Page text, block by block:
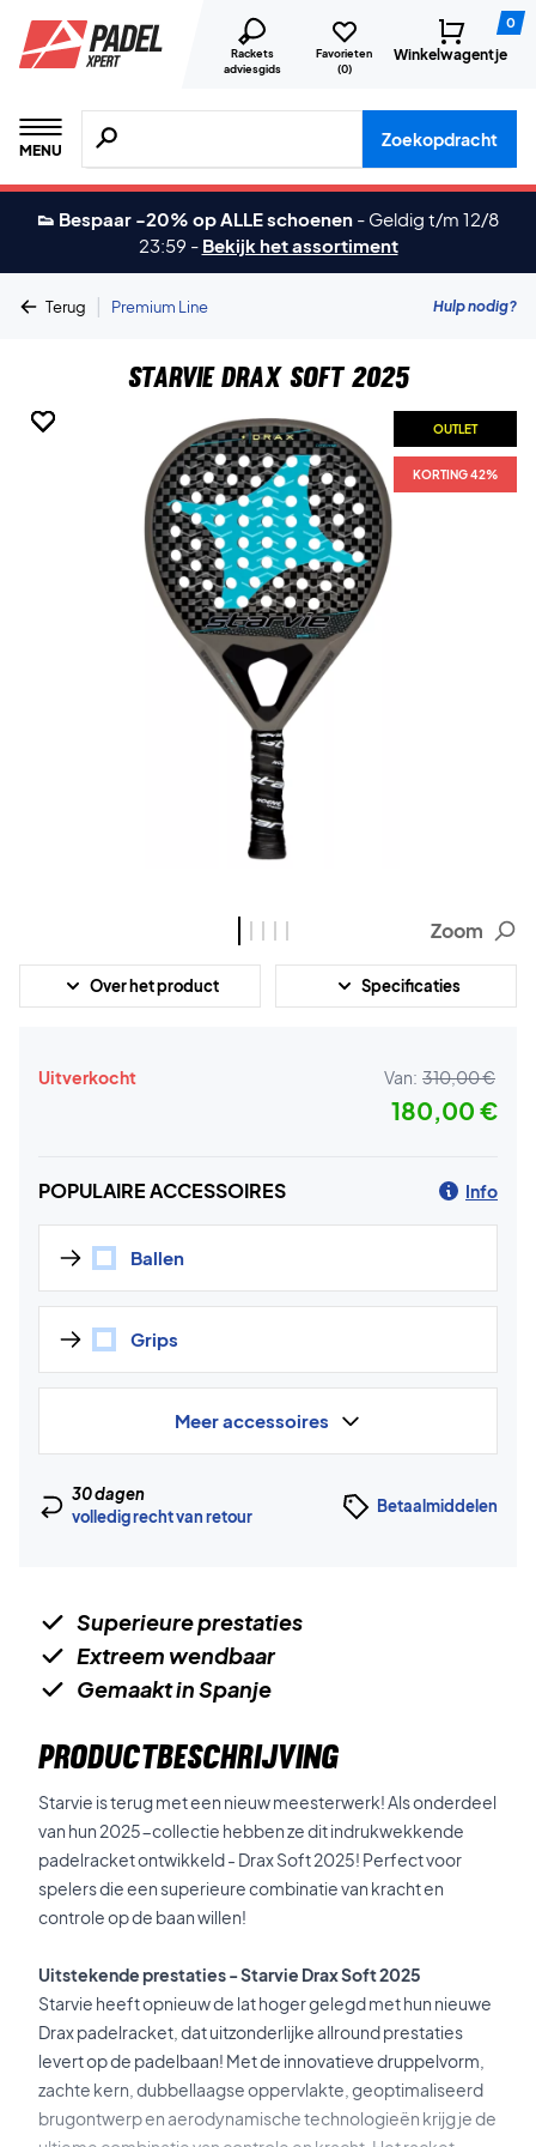
Rackets
adviesgids
Favorieten
(0)
0
Winkelwagentje
MENU
Zoeken naar producten, merken etc.
Zoekopdracht
👟 Bespaar -20% op ALLE schoenen - Geldig t/m 12/8
23:59 - Bekijk het assortiment
Terug | Premium Line Hulp nodig?
Starvie Drax Soft 2025
OUTLET
KORTING 42%
OUTLET
KORTING 42%
OUTLET
KORTING 42%
OUTLET
KORTING 42%
OUTLET
KORTING 42%
Zoom
Over het product Specificaties
Uitverkocht Van: 310,00 €
180,00 €
POPULAIRE ACCESSOIRES Info
Ballen
Grips
Meer accessoires
30 dagen
volledig recht van retour
Betaalmiddelen
Superieure prestaties
Extreem wendbaar
Gemaakt in Spanje
PRODUCTBESCHRIJVING
Starvie is terug met een nieuw meesterwerk! Als onderdeel
van hun 2025-collectie hebben ze dit indrukwekkende
padelracket ontwikkeld - Drax Soft 2025! Perfect voor
spelers die een superieure combinatie van kracht en
controle op de baan willen!
Uitstekende prestaties - Starvie Drax Soft 2025
Starvie heeft opnieuw de lat hoger gelegd met hun nieuwe
Drax padelracket, dat uitzonderlijke allround prestaties
levert op de padelbaan! Met de innovatieve druppelvorm,
zachte kern, dubbellaagse oppervlakte, geoptimaliseerd
brugontwerp en aerodynamische technologieën krijg je de